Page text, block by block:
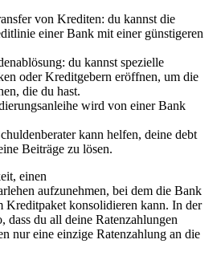
von Krediten: du kannst die
einer Bank mit einer günstigeren
du kannst spezielle
oder Kreditgebern eröffnen, um die
die du hast.
wird von einer Bank
kann helfen, deine debt
Beiträge zu lösen.
einen
aufzunehmen, bei dem die Bank
Kreditpaket konsolidieren kann. In der
dass du all deine Ratenzahlungen
nur eine einzige Ratenzahlung an die